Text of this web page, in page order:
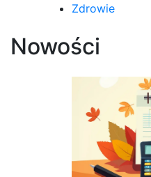
Zdrowie
Nowości